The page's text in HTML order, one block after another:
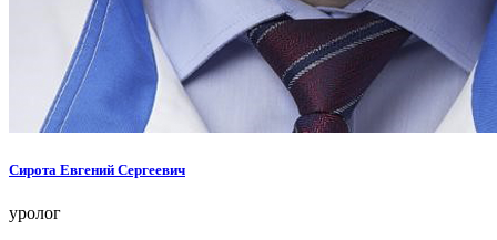
Сирота Евгений Сергеевич
уролог